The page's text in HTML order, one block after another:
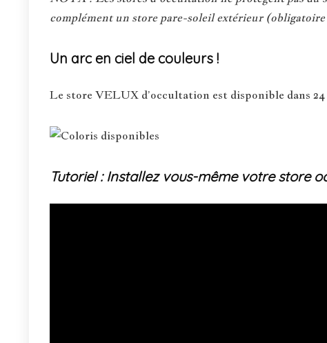
complément un store pare-soleil extérieur (obligatoire
Un arc en ciel de couleurs !
Le store VELUX d’occultation est disponible dans 24
Tutoriel : Installez vous-même votre store